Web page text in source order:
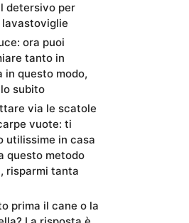
detersivo per
ora puoi
tanto in
in questo modo,
subito
via le scatole
vuote: ti
utilissime in casa
questo metodo
risparmi tanta
prima il cane o la